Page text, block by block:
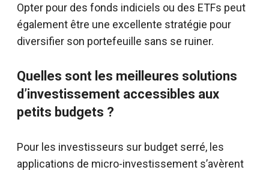
Opter pour des fonds indiciels ou des ETFs peut
également être une excellente stratégie pour
diversifier son portefeuille sans se ruiner.
Quelles sont les meilleures solutions
d’investissement accessibles aux
petits budgets ?
Pour les investisseurs sur budget serré, les
applications de micro-investissement s’avèrent